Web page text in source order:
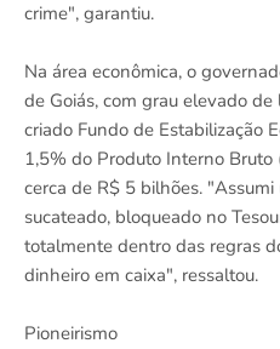
crime", garantiu.
Na área econômica, o
de Goiás, com grau elevado
criado Fundo de Estabilização
1,5% do Produto Interno
cerca de R$ 5 bilhões.
sucateado, bloqueado no
totalmente dentro das regras
dinheiro em caixa", ressaltou.
Pioneirismo